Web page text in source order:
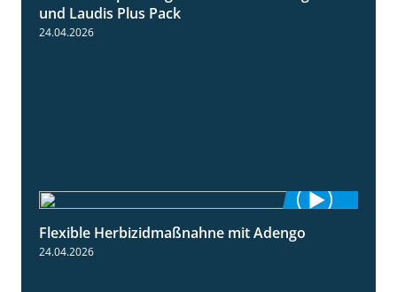
und Laudis Plus Pack
24.04.2026
1:26
Flexible Herbizidmaßnahne mit Adengo
24.04.2026